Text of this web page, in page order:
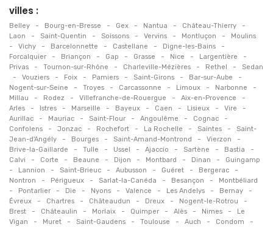
villes :
Belley - Bourg-en-Bresse - Gex - Nantua - Château-Thierry -
Laon - Saint-Quentin - Soissons - Vervins - Montluçon - Moulins
- Vichy - Barcelonnette - Castellane - Digne-les-Bains -
Forcalquier - Briançon - Gap - Grasse - Nice - Largentière -
Privas - Tournon-sur-Rhône - Charleville-Mézières - Rethel - Sedan
- Vouziers - Foix - Pamiers - Saint-Girons - Bar-sur-Aube -
Nogent-sur-Seine - Troyes - Carcassonne - Limoux - Narbonne -
Millau - Rodez - Villefranche-de-Rouergue - Aix-en-Provence -
Arles - Istres - Marseille - Bayeux - Caen - Lisieux - Vire -
Aurillac - Mauriac - Saint-Flour - Angoulême - Cognac -
Confolens - Jonzac - Rochefort - La Rochelle - Saintes -
Saint-
Jean-d'Angély
- Bourges - Saint-Amand-Montrond - Vierzon -
Brive-la-Gaillarde - Tulle - Ussel - Ajaccio - Sartène - Bastia -
Calvi - Corte - Beaune - Dijon - Montbard - Dinan - Guingamp
- Lannion - Saint-Brieuc - Aubusson - Guéret - Bergerac -
Nontron - Périgueux - Sarlat-la-Canéda - Besançon - Montbéliard
- Pontarlier - Die - Nyons - Valence - Les Andelys - Bernay -
Évreux - Chartres - Châteaudun - Dreux - Nogent-le-Rotrou -
Brest - Châteaulin - Morlaix - Quimper - Alès - Nimes -
Le
Vigan
- Muret - Saint-Gaudens - Toulouse - Auch - Condom -